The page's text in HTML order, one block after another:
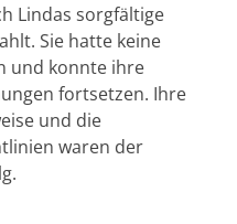
Lindas sorgfältige
Sie hatte keine
und konnte ihre
fortsetzen. Ihre
und die
waren der